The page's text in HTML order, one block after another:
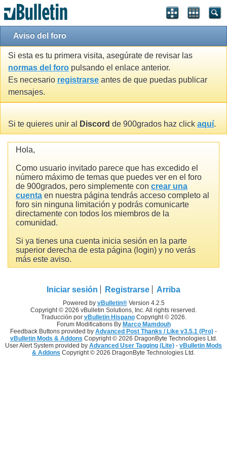
Aviso del foro
Si esta es tu primera visita, asegúrate de revisar las
normas del foro pulsando el enlace anterior.
Es necesario registrarse antes de que puedas publicar
mensajes.
Si te quieres unir al Discord de 900grados haz click aquí.
Hola,
Como usuario invitado parece que has excedido el
número máximo de temas que puedes ver en el foro
de 900grados, pero simplemente con crear una
cuenta en nuestra página tendrás acceso completo al
foro sin ninguna limitación y podrás comunicarte
directamente con todos los miembros de la
comunidad.
Si ya tienes una cuenta inicia sesión en la parte
superior derecha de esta página (login) y no verás
más este aviso.
Iniciar sesión Registrarse Arriba
Powered by vBulletin®Version 4.2.5
Copyright © 2026 vBulletin Solutions, Inc. All rights reserved.
Traducción por vBulletin HispanoCopyright © 2026.
Forum Modifications By Marco Mamdouh
Feedback Buttons provided by Advanced Post Thanks / Like v3.5.1 (Pro) -
vBulletin Mods & Addons Copyright © 2026 DragonByte Technologies Ltd.
User Alert System provided by Advanced User Tagging (Lite) - vBulletin Mods
& Addons Copyright © 2026 DragonByte Technologies Ltd.